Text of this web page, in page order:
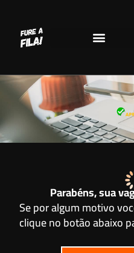
Parabéns, sua
Se por algum motivo
clique no botão abaixo